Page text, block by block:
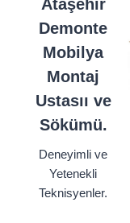
Ataşehir
Demonte
Mobilya
Montaj
Ustasıı ve
Sökümü.
Deneyimli ve
Yetenekli
Teknisyenler.